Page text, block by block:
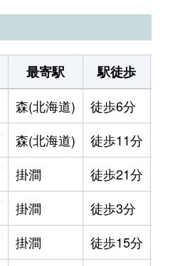
最寄駅 駅徒歩
森(北海道) 徒歩6分
森(北海道) 徒歩11分
掛澗 徒歩21分
掛澗 徒歩3分
掛澗 徒歩15分